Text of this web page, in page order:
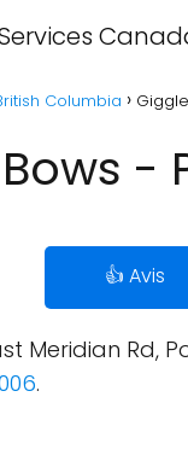
Columbia
-
👍 Avis
Meridian Rd,
.